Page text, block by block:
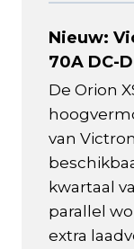
Nieuw:
70A DC-
De Orion
van
kwartaal
parallel
extra